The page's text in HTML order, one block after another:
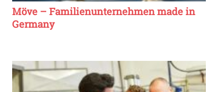
Möve – Familienunternehmen made in
Germany